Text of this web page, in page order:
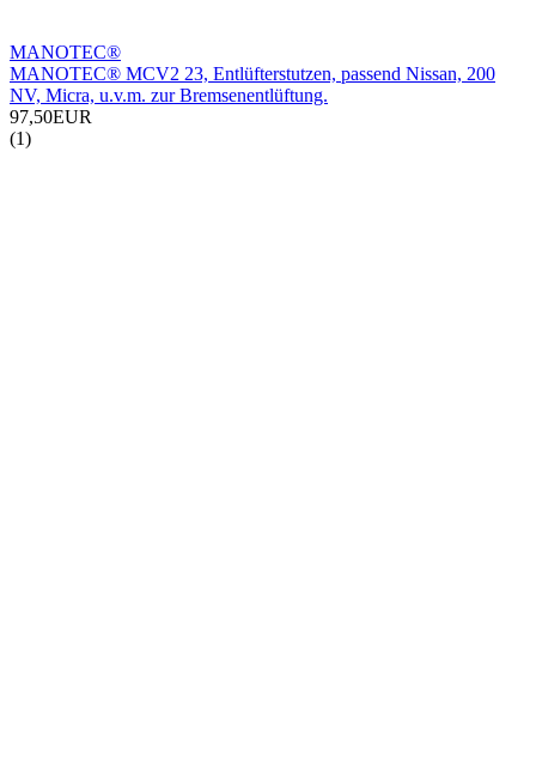
MANOTEC®
MANOTEC® MCV2 23, Entlüfterstutzen, passend Nissan, 200
NV, Micra, u.v.m. zur Bremsenentlüftung.
97,50EUR
(1)